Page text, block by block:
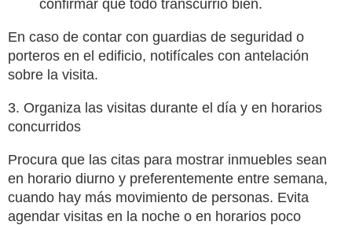
confirmar que todo transcurrió bien.
En caso de contar con guardias de seguridad o
porteros en el edificio, notifícales con antelación
sobre la visita.
3. Organiza las visitas durante el día y en horarios
concurridos
Procura que las citas para mostrar inmuebles sean
en horario diurno y preferentemente entre semana,
cuando hay más movimiento de personas. Evita
agendar visitas en la noche o en horarios poco